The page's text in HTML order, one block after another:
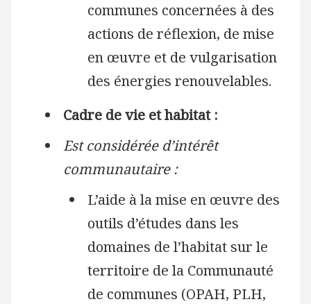
communes concernées à des
actions de réflexion, de mise
en œuvre et de vulgarisation
des énergies renouvelables.
Cadre de vie et habitat :
Est considérée d’intérêt
communautaire :
L’aide à la mise en œuvre des
outils d’études dans les
domaines de l’habitat sur le
territoire de la Communauté
de communes (OPAH, PLH,